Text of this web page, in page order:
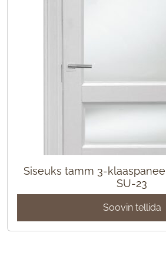
Siseuks tamm 3-
SU-23
Soovin tellida